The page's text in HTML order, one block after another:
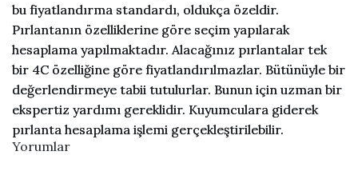
bu fiyatlandırma standardı, oldukça özeldir.
Pırlantanın özelliklerine göre seçim yapılarak
hesaplama yapılmaktadır. Alacağınız pırlantalar tek
bir 4C özelliğine göre fiyatlandırılmazlar. Bütünüyle bir
değerlendirmeye tabii tutulurlar. Bunun için uzman bir
ekspertiz yardımı gereklidir. Kuyumculara giderek
pırlanta hesaplama işlemi gerçekleştirilebilir.
Yorumlar